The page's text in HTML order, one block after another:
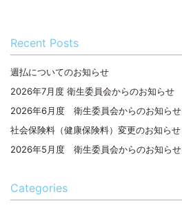
Recent Posts
週払についてのお知らせ
2026年7月度 衛生委員会からのお知らせ
2026年6月度 衛生委員会からのお知らせ
社会保険料（健康保険料）変更のお知らせ
2026年5月度 衛生委員会からのお知らせ
Categories